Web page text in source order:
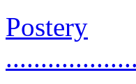
Postery